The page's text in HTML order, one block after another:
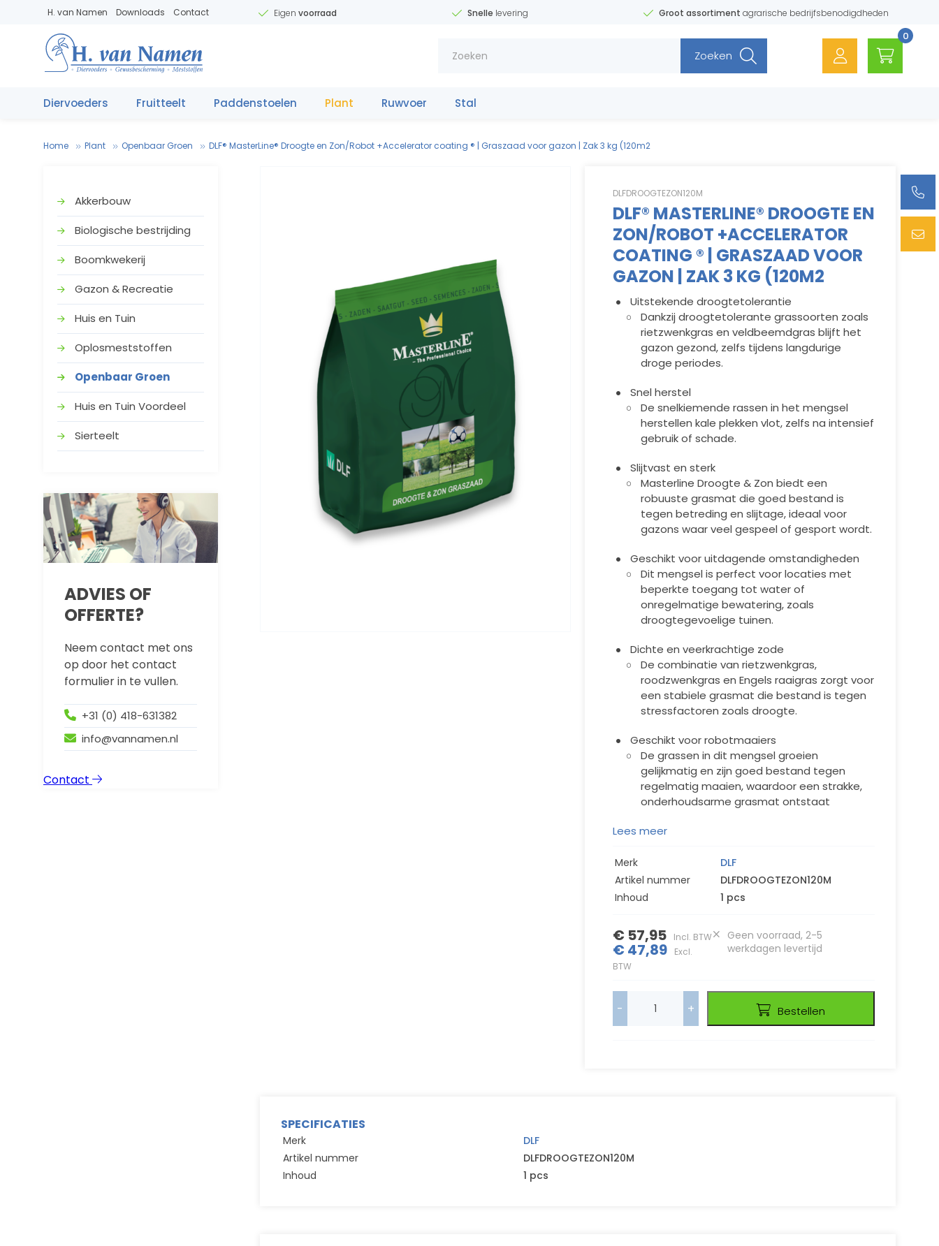
11
Meststo ffe
V
.
Ve 31(0)653342 111
H. van Namen Downloads Contact Eigen voorraad Snelle levering Groot assortiment agrarische bedrijfsbenodigdheden
0
Zoeken
Diervoeders Fruitteelt Paddenstoelen Plant Ruwvoer Stal
Home Plant Openbaar Groen DLF® MasterLine® Droogte en Zon/Robot +Accelerator coating ® | Graszaad voor gazon | Zak 3 kg (120m2
Akkerbouw
Biologische bestrijding
Boomkwekerij
Gazon & Recreatie
Huis en Tuin
Oplosmeststoffen
Openbaar Groen
Huis en Tuin Voordeel
Sierteelt
ADVIES OF
OFFERTE?
Neem contact met ons
op door het contact
formulier in te vullen.
+31 (0) 418-631382
info@vannamen.nl
Contact
DLFDROOGTEZON120M
DLF® MASTERLINE® DROOGTE EN
ZON/ROBOT +ACCELERATOR
COATING ® | GRASZAAD VOOR
GAZON | ZAK 3 KG (120M2
Uitstekende droogtetolerantie
Dankzij droogtetolerante grassoorten zoals
rietzwenkgras en veldbeemdgras blijft het
gazon gezond, zelfs tijdens langdurige
droge periodes.
Snel herstel
De snelkiemende rassen in het mengsel
herstellen kale plekken vlot, zelfs na intensief
gebruik of schade.
Slijtvast en sterk
Masterline Droogte & Zon biedt een
robuuste grasmat die goed bestand is
tegen betreding en slijtage, ideaal voor
gazons waar veel gespeel of gesport wordt.
Geschikt voor uitdagende omstandigheden
Dit mengsel is perfect voor locaties met
beperkte toegang tot water of
onregelmatige bewatering, zoals
droogtegevoelige tuinen.
Dichte en veerkrachtige zode
De combinatie van rietzwenkgras,
roodzwenkgras en Engels raaigras zorgt voor
een stabiele grasmat die bestand is tegen
stressfactoren zoals droogte.
Geschikt voor robotmaaiers
De grassen in dit mengsel groeien
gelijkmatig en zijn goed bestand tegen
regelmatig maaien, waardoor een strakke,
onderhoudsarme grasmat ontstaat
Lees meer
Merk
DLF
Artikel nummer
DLFDROOGTEZON120M
Inhoud
1 pcs
€ 57,95 Incl. BTW
€ 47,89
Excl.
BTW
Geen voorraad, 2-5
werkdagen levertijd
- + Bestellen
SPECIFICATIES
Merk
DLF
Artikel nummer
DLFDROOGTEZON120M
Inhoud
1 pcs